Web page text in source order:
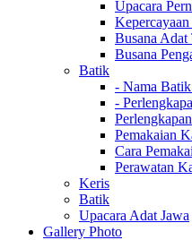
Upacara
Busana Adat
Busana
Batik
- Nama
-
Pemakaian
Cara
Perawatan
Keris
Batik
Upacara Adat Jawa
Gallery Photo